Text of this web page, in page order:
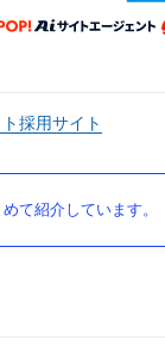
採用サイト
て紹介しています。